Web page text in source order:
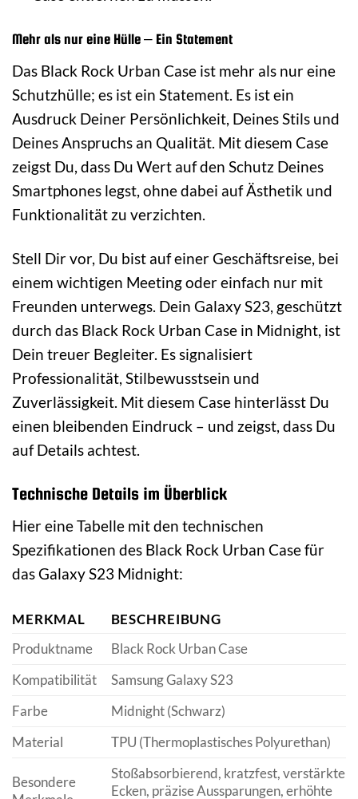
Mehr als nur eine Hülle – Ein Statement
Das Black Rock Urban Case ist mehr als nur eine
Schutzhülle; es ist ein Statement. Es ist ein
Ausdruck Deiner Persönlichkeit, Deines Stils und
Deines Anspruchs an Qualität. Mit diesem Case
zeigst Du, dass Du Wert auf den Schutz Deines
Smartphones legst, ohne dabei auf Ästhetik und
Funktionalität zu verzichten.
Stell Dir vor, Du bist auf einer Geschäftsreise, bei
einem wichtigen Meeting oder einfach nur mit
Freunden unterwegs. Dein Galaxy S23, geschützt
durch das Black Rock Urban Case in Midnight, ist
Dein treuer Begleiter. Es signalisiert
Professionalität, Stilbewusstsein und
Zuverlässigkeit. Mit diesem Case hinterlässt Du
einen bleibenden Eindruck – und zeigst, dass Du
auf Details achtest.
Technische Details im Überblick
Hier eine Tabelle mit den technischen
Spezifikationen des Black Rock Urban Case für
das Galaxy S23 Midnight:
MERKMAL
BESCHREIBUNG
Produktname
Black Rock Urban Case
Kompatibilität
Samsung Galaxy S23
Farbe
Midnight (Schwarz)
Material
TPU (Thermoplastisches Polyurethan)
Besondere
Stoßabsorbierend, kratzfest, verstärkte
Ecken, präzise Aussparungen, erhöhte